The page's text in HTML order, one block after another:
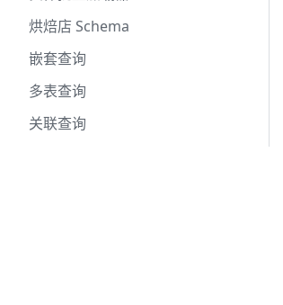
烘焙店 Schema
嵌套查询
多表查询
关联查询